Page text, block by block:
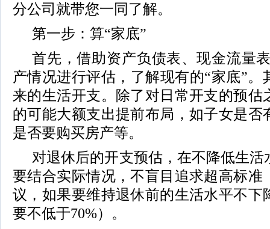
分公司就带您一同了解。
第一步：算“家底”
首先，借助资产负债表、现金流量
产情况进行评估，了解现有的“家底”。
来的生活开支。除了对日常开支的预估
的可能大额支出提前布局，如子女是否
是否要购买房产等。
对退休后的开支预估，在不降低生活
要结合实际情况，不盲目追求超高标准
议，如果要维持退休前的生活水平不下
要不低于70%）。